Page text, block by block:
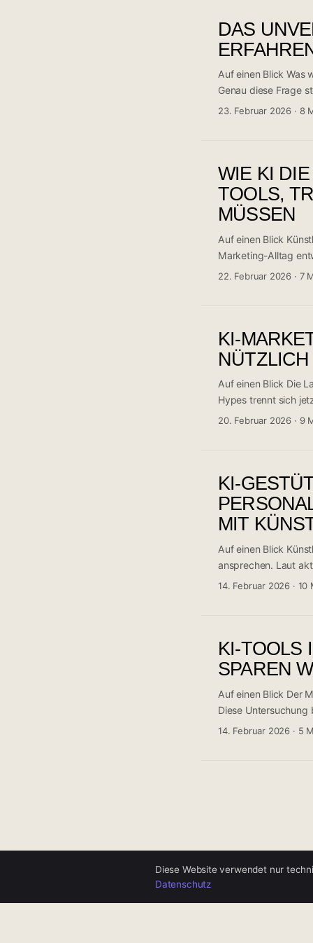
KI-Assistenten wie
professionellen
DAS
Auf einen Blick Was
Genau diese Frage
über 30
datengetrieben
Community sagt –
23. Februar 2026 · 8
WIE KI
TOOLS,
MÜSSEN
Auf einen Blick
Marketing-Alltag
verändern
Schwerpunkt,
diese Tools noch
22. Februar 2026 · 7
KI-
Auf einen Blick Die
Hypes trennt sich
entpuppen sich
20. Februar 2026 · 9
KI-
MIT
Auf einen Blick
ansprechen. Laut
Mail um bis zu 67%
Segmente führen
14. Februar 2026 · 10
KI-TOOLS
SPAREN
Auf einen Blick Der
Diese
Einsatz künstlicher
Preis durch
Abteilungen stehen
14. Februar 2026 · 5
Diese Website verwendet nur
Datenschutz